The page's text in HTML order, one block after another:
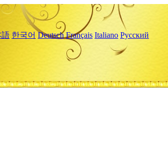
語 한국어 Deutsch Français Italiano Русский